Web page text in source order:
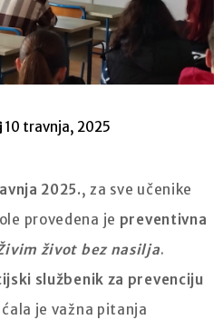
10 travnja, 2025
2025., za sve učenike
provedena je preventivna
život bez nasilja.
službenik za prevenciju
je važna pitanja